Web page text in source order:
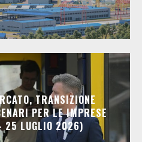
TRANSIZIONE
PER LE IMPRESE
25 LUGLIO 2026)